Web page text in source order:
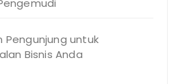
untuk
Bisnis Anda